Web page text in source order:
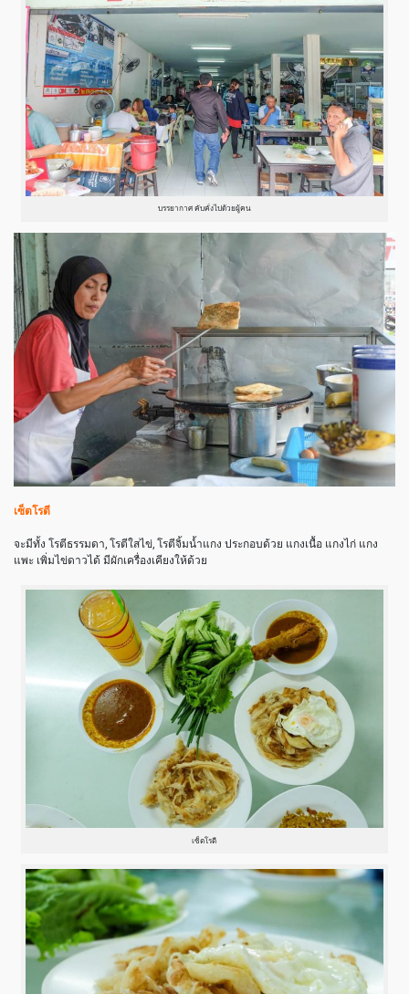
บรรยากาศ คับคั่งไปด้วยผู้คน
เซ็ตโรตี
จะมีทั้ง โรตีธรรมดา, โรตีใสไข่, โรตีจิ้มน้ำแกง ประกอบด้วย แกงเนื้อ แกงไก่ แกง
แพะ เพิ่มไข่ดาวได้ มีผักเครื่องเคียงให้ด้วย
เซ็ตโรตี